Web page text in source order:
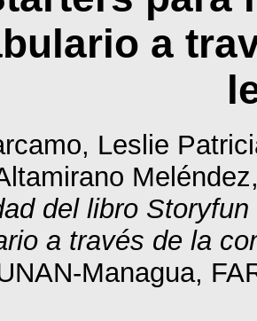
a
Leslie
del libro
a través de la
Managua,